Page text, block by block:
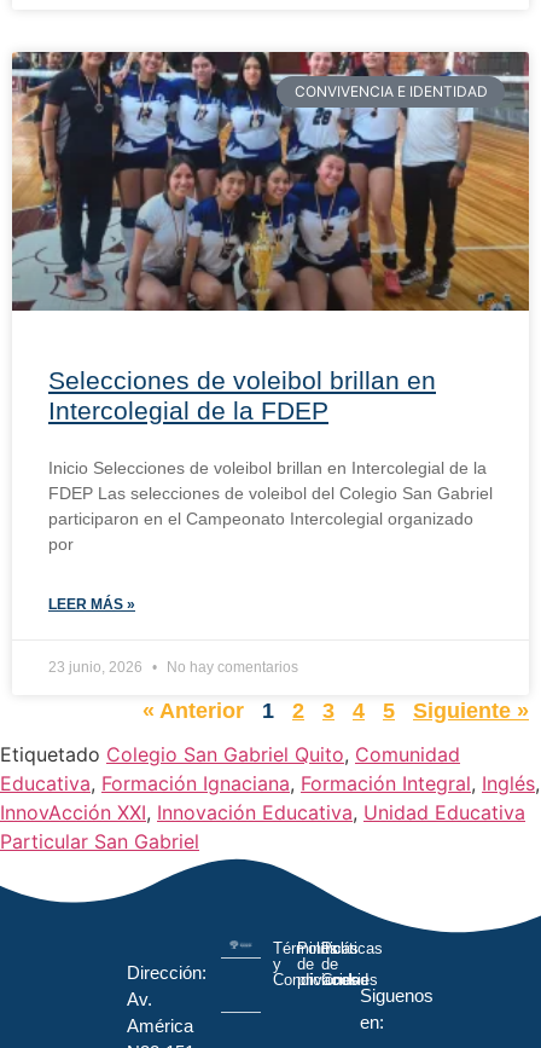
CONVIVENCIA E IDENTIDAD
Selecciones de voleibol brillan en
Intercolegial de la FDEP
Inicio Selecciones de voleibol brillan en Intercolegial de la
FDEP Las selecciones de voleibol del Colegio San Gabriel
participaron en el Campeonato Intercolegial organizado
por
LEER MÁS »
23 junio, 2026 No hay comentarios
« Anterior 1 2 3 4 5
Siguiente »
Etiquetado Colegio San Gabriel Quito, Comunidad
Educativa, Formación Ignaciana, Formación Integral, Inglés,
InnovAcción XXI, Innovación Educativa, Unidad Educativa
Particular San Gabriel
Dirección:
Av.
América
Términos
y
Condiciones
Políticas
de
privacidad
Políticas
de
Cookies
Siguenos
en: